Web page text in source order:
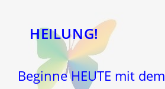
HEILUNG!
Beginne HEUTE mit dem